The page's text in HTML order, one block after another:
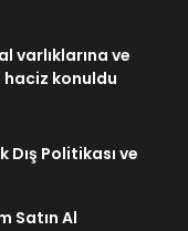
varlıklarına ve
haciz konuldu
Dış Politikası ve
Satın Al